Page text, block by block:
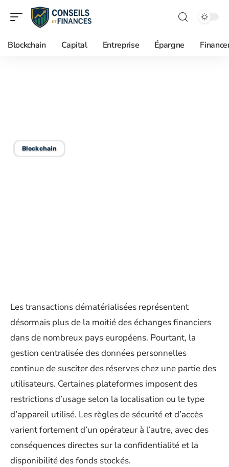
Blockchain Capital Entreprise Épargne
Blockchain
Les transactions dématérialisées représentent
désormais plus de la moitié des échanges financiers
dans de nombreux pays européens. Pourtant, la
gestion centralisée des données personnelles
continue de susciter des réserves chez une partie des
utilisateurs. Certaines plateformes imposent des
restrictions d’usage selon la localisation ou le type
d’appareil utilisé. Les règles de sécurité et d’accès
varient fortement d’un opérateur à l’autre, avec des
conséquences directes sur la confidentialité et la
disponibilité des fonds stockés.